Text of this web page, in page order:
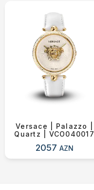
Versace | Palazzo |
Quartz | VCO040017
2057 AZN